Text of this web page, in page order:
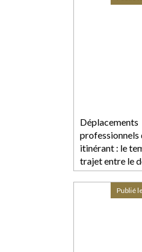
Déplacements
professionnels
itinérant : le
trajet entre le
les sites des
constitue pas
travail effectif
Publié